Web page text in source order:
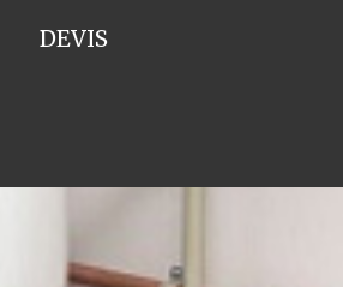
DEVIS